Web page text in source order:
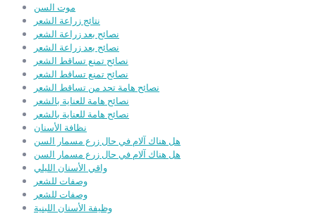
موت السن
نتائج زراعة الشعر
نصائح بعد زراعة الشعر
نصائح بعد زراعة الشعر
نصائح تمنع تساقط الشعر
نصائح تمنع تساقط الشعر
نصائح هامة تحد من تساقط الشعر
نصائح هامة للعناية بالشعر
نصائح هامة للعناية بالشعر
نظافة الأسنان
هل هناك آلام في حال زرع مسمار السن
هل هناك آلام في حال زرع مسمار السن
واقي الأسنان الليلي
وصفات للشعر
وصفات للشعر
وظيفة الأسنان اللبنية